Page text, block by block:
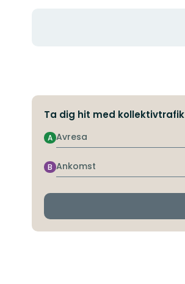
Ta dig hit med kollektivtrafik
Avresa
A
Ankomst
B